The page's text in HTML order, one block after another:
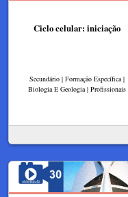
Ciclo celular: iniciação
Secundário | Formação Específica |
Biologia E Geologia | Profissionais